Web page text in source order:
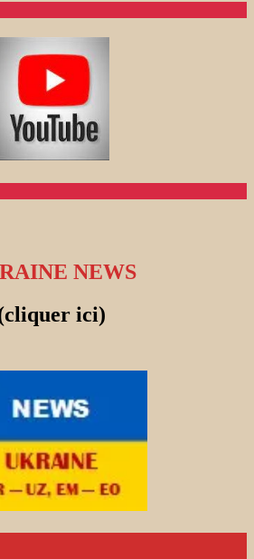
NEWS
ici)